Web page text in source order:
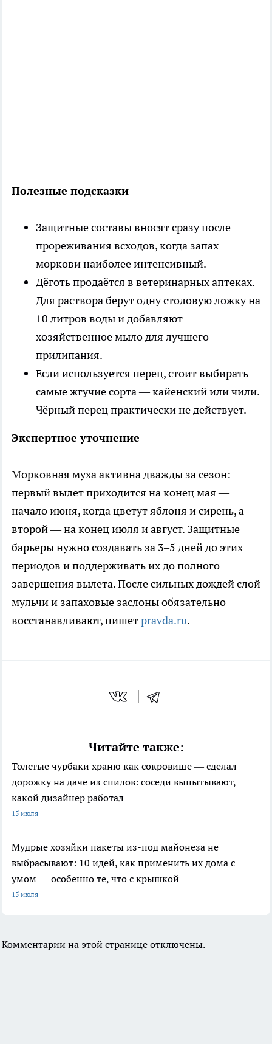
Полезные подсказки
Защитные составы вносят сразу после
прореживания всходов, когда запах
моркови наиболее интенсивный.
Дёготь продаётся в ветеринарных аптеках.
Для раствора берут одну столовую ложку на
10 литров воды и добавляют
хозяйственное мыло для лучшего
прилипания.
Если используется перец, стоит выбирать
самые жгучие сорта — кайенский или чили.
Чёрный перец практически не действует.
Экспертное уточнение
Морковная муха активна дважды за сезон:
первый вылет приходится на конец мая —
начало июня, когда цветут яблоня и сирень, а
второй — на конец июля и август. Защитные
барьеры нужно создавать за 3–5 дней до этих
периодов и поддерживать их до полного
завершения вылета. После сильных дождей слой
мульчи и запаховые заслоны обязательно
восстанавливают, пишетpravda.ru.
Читайте также:
Толстые чурбаки храню как сокровище — сделал
дорожку на даче из спилов: соседи выпытывают,
какой дизайнер работал
15 июля
Мудрые хозяйки пакеты из-под майонеза не
выбрасывают: 10 идей, как применить их дома с
умом — особенно те, что с крышкой
15 июля
Комментарии на этой странице отключены.